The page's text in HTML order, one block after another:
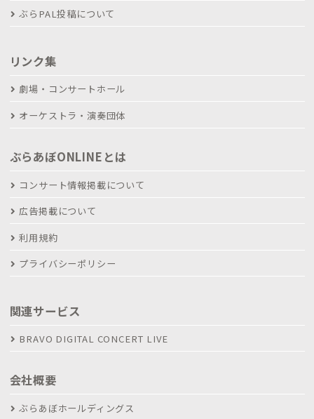
ぶらPAL投稿について
リンク集
劇場・コンサートホール
オーケストラ・演奏団体
ぶらあぼONLINEとは
コンサート情報掲載について
広告掲載について
利用規約
プライバシーポリシー
関連サービス
BRAVO DIGITAL CONCERT LIVE
会社概要
ぶらあぼホールディングス